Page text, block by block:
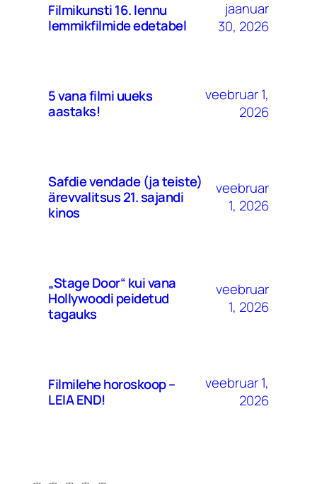
Filmikunsti 16. lennu
lemmikfilmide edetabel
jaanuar
30, 2026
5 vana filmi uueks
aastaks!
veebruar 1,
2026
Safdie vendade (ja teiste)
ärevvalitsus 21. sajandi
kinos
veebruar
1, 2026
„Stage Door“ kui vana
Hollywoodi peidetud
tagauks
veebruar
1, 2026
Filmilehe horoskoop –
LEIA END!
veebruar 1,
2026